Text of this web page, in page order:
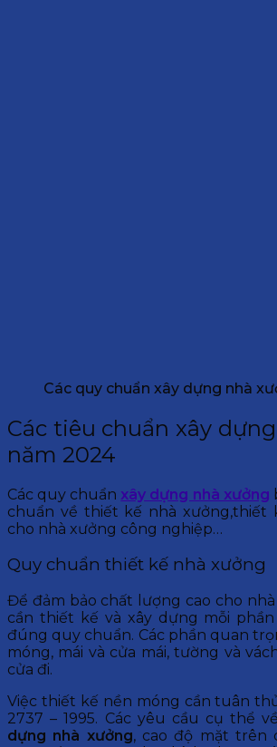
Các quy chuẩn xây dựng nhà
Các tiêu chuẩn xây
năm 2024
Các quy chuẩn xây dựng nhà xưởng
chuẩn về thiết kế nhà xưởng,thiết
cho nhà xưởng công nghiệp…
Quy chuẩn thiết kế nhà xưởng
Để đảm bảo chất lượng cao cho
cần thiết kế và xây dựng mỗi
đúng quy chuẩn. Các phần quan
móng, mái và cửa mái, tường và
cửa đi.
Việc thiết kế nền móng cần tuân
2737 – 1995. Các yêu cầu cụ thể
dựng nhà xưởng, cao độ mặt trên